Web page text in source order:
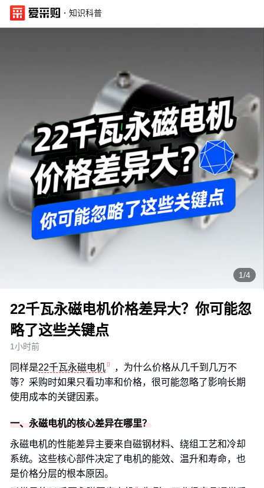
· 知识科普
1/4
22千瓦永磁电机价格差异大？你可能忽
略了这些关键点
1小时前
同样是22千瓦永磁电机
，为什么价格从几千到几万不
等？采购时如果只看功率和价格，很可能忽略了影响长期
使用成本的关键因素。
一、永磁电机的核心差异在哪里？
永磁电机的性能差异主要来自磁钢材料、绕组工艺和冷却
系统。这些核心部件决定了电机的能效、温升和寿命，也
是价格分层的根本原因。